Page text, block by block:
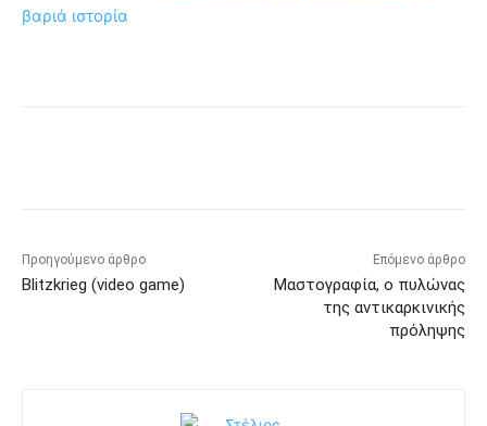
βαριά ιστορία
Προηγούμενο άρθρο
Blitzkrieg (video game)
Επόμενο άρθρο
Μαστογραφία, ο πυλώνας
της αντικαρκινικής
πρόληψης